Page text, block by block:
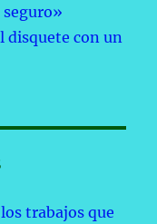
disquete con un
trabajos que